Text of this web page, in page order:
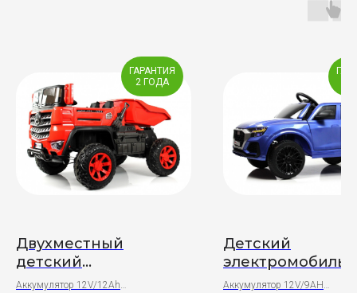
ГАРАНТИЯ
2 ГОДА
Двухместный
детский
электромобиль
Аккумулятор 12V/12Ah
Детский
электромобиль
X008XX (синий
Аккумулятор 12V/9АН